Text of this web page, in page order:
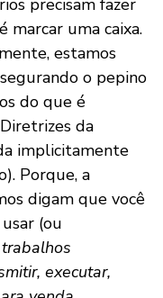
marcar uma caixa.
estamos
o pepino
do que é
da
implicitamente
Porque, a
digam que você
(ou
executar,